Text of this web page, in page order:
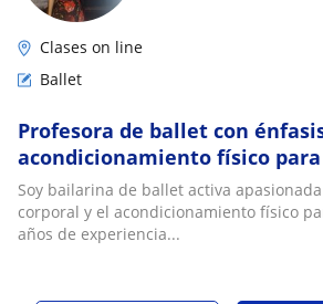
Clases on line
Ballet
Profesora de ballet con
acondicionamiento físico
Soy bailarina de ballet activa
corporal y el acondicionamiento físico
años de experiencia...